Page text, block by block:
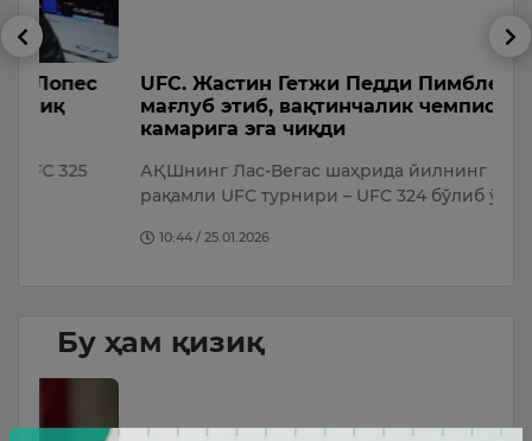
UFC. Жастин Гетжи Педди Пимблеттни
мағлуб этиб, вақтинчалик чемпионлик
камарига эга чиқди
АҚШнинг Лас-Вегас шаҳрида йилнинг илк
рақамли UFC турнири – UFC 324 бўлиб ўтди.
10:44 / 25.01.2026
Бу ҳам қизиқ